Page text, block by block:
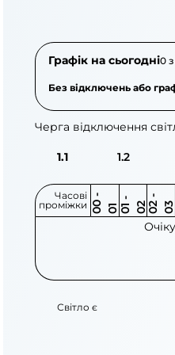
Графік на сьогодні0
Без відключень або
Черга відключення
1.1 1.2
Часові
проміжки 0
0
-
0 1 0
1
-
0 2 0 2
-
0 3
Світло є